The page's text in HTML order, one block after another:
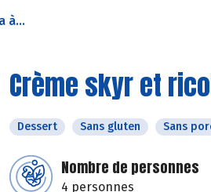
à...
Crème skyr et
Dessert Sans gluten Sans
Nombre de personnes
4 personnes